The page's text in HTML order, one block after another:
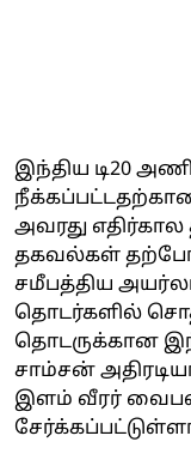
இந்திய டி20
அவரது எதிர்கால
தகவல்கள்
சமீபத்திய
தொடர்களில்
தொடருக்கான
சாம்சன்
இளம் வீரர்